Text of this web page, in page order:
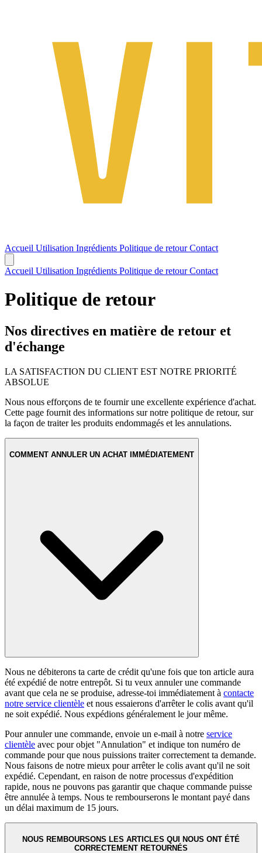
Accueil Utilisation Ingrédients Politique de retourContact
Accueil Utilisation Ingrédients Politique de retourContact
Politique de retour
Nos directives en matière de retour et
d'échange
LA SATISFACTION DU CLIENT EST NOTRE PRIORITÉ
ABSOLUE
Nous nous efforçons de te fournir une excellente expérience d'achat.
Cette page fournit des informations sur notre politique de retour, sur
la façon de traiter les produits endommagés et les annulations.
COMMENT ANNULER UN ACHAT IMMÉDIATEMENT
Nous ne débiterons ta carte de crédit qu'une fois que ton article aura
été expédié de notre entrepôt. Si tu veux annuler une commande
avant que cela ne se produise, adresse-toi immédiatement à contacte
notre service clientèle et nous essaierons d'arrêter le colis avant qu'il
ne soit expédié. Nous expédions généralement le jour même.
Pour annuler une commande, envoie un e-mail à notre service
clientèle avec pour objet "Annulation" et indique ton numéro de
commande pour que nous puissions traiter correctement ta demande.
Nous faisons de notre mieux pour arrêter le colis avant qu'il ne soit
expédié. Cependant, en raison de notre processus d'expédition
rapide, nous ne pouvons pas garantir que chaque commande puisse
être annulée à temps. Nous te rembourserons le montant payé dans
un délai maximum de 15 jours.
NOUS REMBOURSONS LES ARTICLES QUI NOUS ONT ÉTÉ
CORRECTEMENT RETOURNÉS